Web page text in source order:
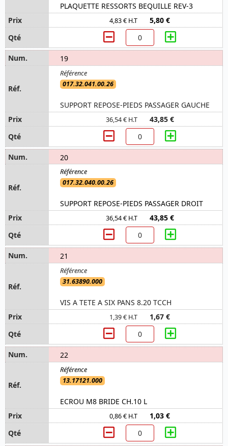
PLAQUETTE RESSORTS BEQUILLE REV-3
4,83 € H.T 5,80 €
19
017.32.041.00.26
SUPPORT REPOSE-PIEDS PASSAGER GAUCHE
36,54 € H.T 43,85 €
20
017.32.040.00.26
SUPPORT REPOSE-PIEDS PASSAGER DROIT
36,54 € H.T 43,85 €
21
31.63890.000
VIS A TETE A SIX PANS 8.20 TCCH
1,39 € H.T 1,67 €
22
13.17121.000
ECROU M8 BRIDE CH.10 L
0,86 € H.T 1,03 €